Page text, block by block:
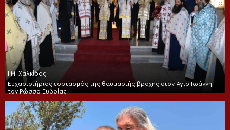
Ι.Μ. Χαλκίδος
Ευχαριστήριος εορτασμός της θαυμαστής βροχής στον Άγιο Ιωάννη
τον Ρώσσο Ευβοίας